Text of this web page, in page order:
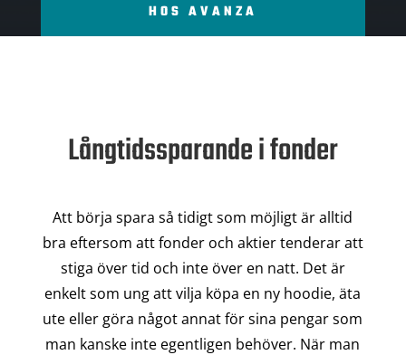
HOS AVANZA
Långtidssparande i fonder
Att börja spara så tidigt som möjligt är alltid
bra eftersom att fonder och aktier tenderar att
stiga över tid och inte över en natt. Det är
enkelt som ung att vilja köpa en ny hoodie, äta
ute eller göra något annat för sina pengar som
man kanske inte egentligen behöver. När man